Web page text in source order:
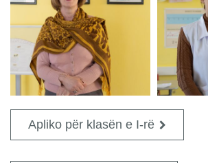
Apliko për klasën e I-rë